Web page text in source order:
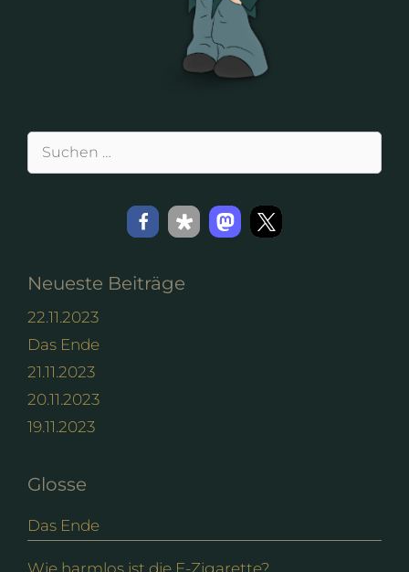
Suchen
Neueste Beiträge
22.11.2023
Das Ende
21.11.2023
20.11.2023
19.11.2023
Glosse
Das Ende
Wie harmlos ist die E-Zigarette?